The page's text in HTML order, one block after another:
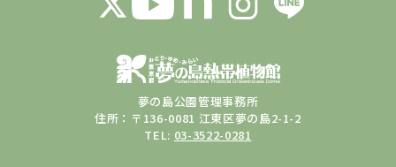
夢の島公園管理事務所
住所：〒136-0081 江東区夢の島2-1-2
TEL: 03-3522-0281